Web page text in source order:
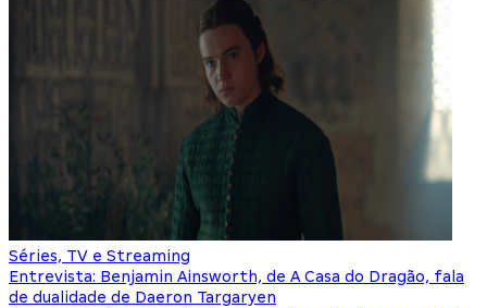
Séries, TV e Streaming
Entrevista: Benjamin Ainsworth, de A Casa do Dragão, fala
de dualidade de Daeron Targaryen